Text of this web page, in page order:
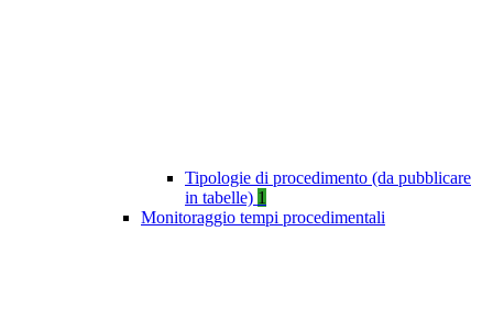
Tipologie di procedimento (da pubblicare
in tabelle) 1
Monitoraggio tempi procedimentali